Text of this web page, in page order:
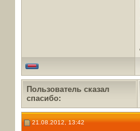
Пользователь сказал
cпасибо:
21.08.2012, 13:42